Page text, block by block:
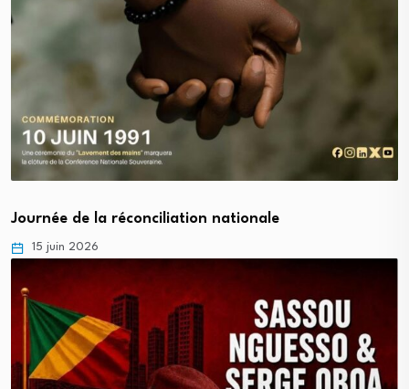
Journée de la réconciliation nationale
15 juin 2026